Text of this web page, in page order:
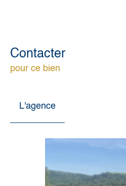
Contacter
pour ce bien
L'agence